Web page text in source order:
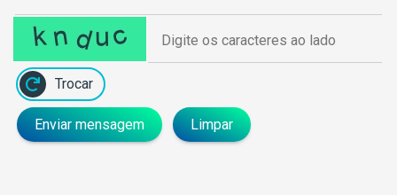
Trocar
Enviar mensagem Limpar